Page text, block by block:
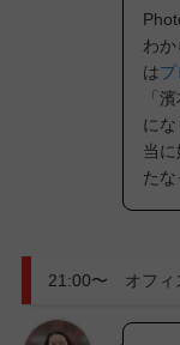
わ
は
「
に
当
たな
21:00〜 オフィ